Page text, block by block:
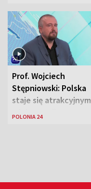
Zjednoczonych
Prof. Wojciech
Stępniowski: Polska
staje się atrakcyjnym
miejscem dla
POLONIA 24